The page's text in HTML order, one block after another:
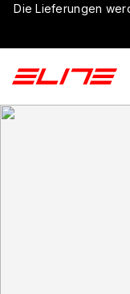
Die Lieferungen